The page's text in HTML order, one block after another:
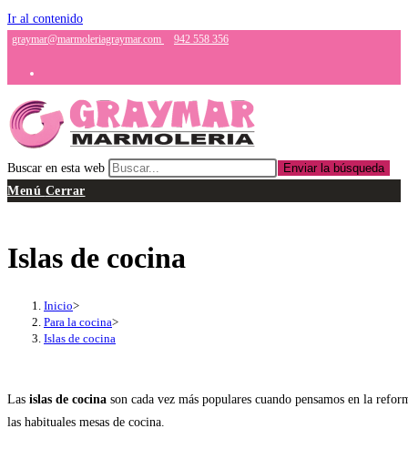
Ir al contenido
graymar@marmoleriagraymar.com 942 558 356
Buscar en esta web
Enviar la búsqueda
Menú Cerrar
Islas de cocina
Inicio>
Para la cocina>
Islas de cocina
Las islas de cocina son cada vez más populares cuando pensamos en la
las habituales mesas de cocina.